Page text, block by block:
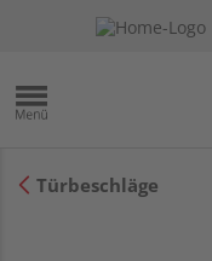
Türbeschläge